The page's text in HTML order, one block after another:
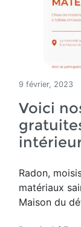
9 février, 2023
Voici
Radon,
matériaux
Maison du